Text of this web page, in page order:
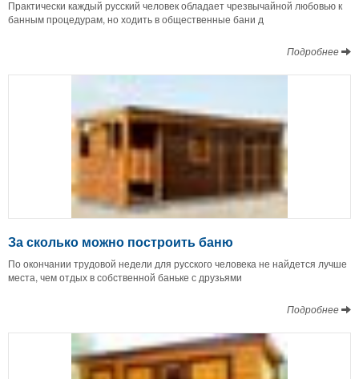
Практически каждый русский человек обладает чрезвычайной любовью к
банным процедурам, но ходить в общественные бани д
Подробнее
За сколько можно построить баню
По окончании трудовой недели для русского человека не найдется лучше
места, чем отдых в собственной баньке с друзьями
Подробнее